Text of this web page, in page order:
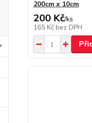
200cm x 10cm
200 Kč/ks
165 Kč bez DPH